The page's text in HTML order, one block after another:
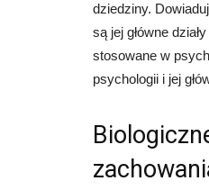
dziedziny.
są jej główne
stosowane w
psychologii i jej